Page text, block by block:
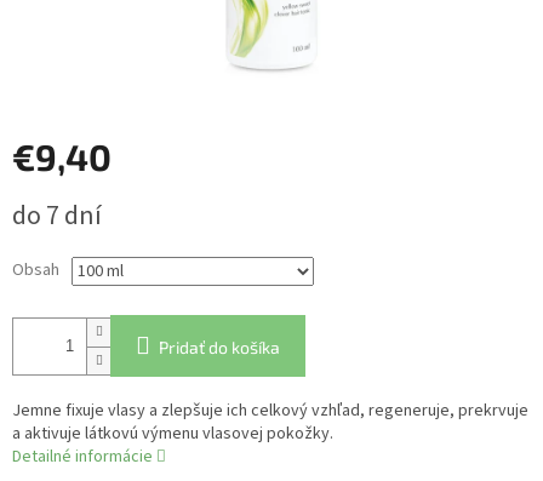
€9,40
cena:
do 7 dní
Obsah
Pridať do košíka
Jemne fixuje vlasy a zlepšuje ich celkový vzhľad, regeneruje, prekrvuje
a aktivuje látkovú výmenu vlasovej pokožky.
Detailné informácie